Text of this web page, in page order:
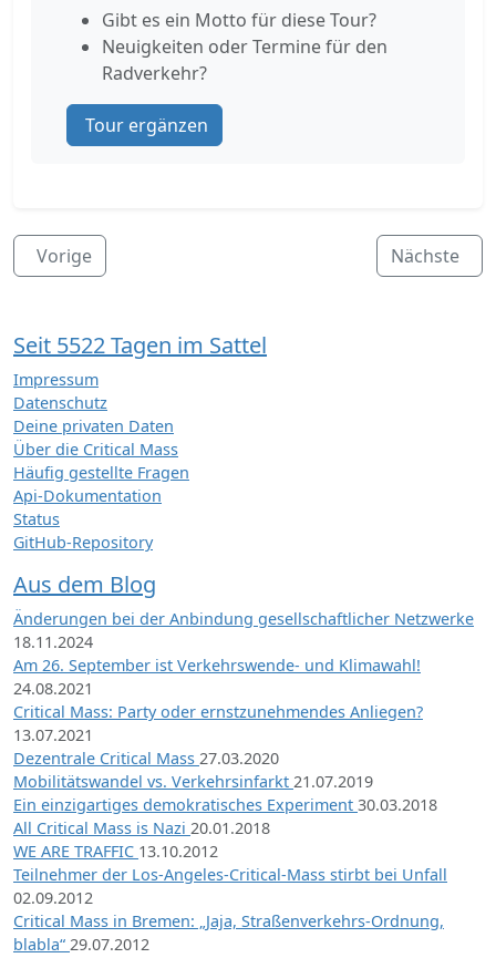
Gibt es ein Motto für diese Tour?
Neuigkeiten oder Termine für den
Radverkehr?
Tour ergänzen
Vorige Nächste
Seit 5522 Tagen im Sattel
Impressum
Datenschutz
Deine privaten Daten
Über die Critical Mass
Häufig gestellte Fragen
Api-Dokumentation
Status
GitHub-Repository
Aus dem Blog
Änderungen bei der Anbindung gesellschaftlicher Netzwerke
18.11.2024
Am 26. September ist Verkehrswende- und Klimawahl!
24.08.2021
Critical Mass: Party oder ernstzunehmendes Anliegen?
13.07.2021
Dezentrale Critical Mass 27.03.2020
Mobilitätswandel vs. Verkehrsinfarkt 21.07.2019
Ein einzigartiges demokratisches Experiment 30.03.2018
All Critical Mass is Nazi 20.01.2018
WE ARE TRAFFIC 13.10.2012
Teilnehmer der Los-Angeles-Critical-Mass stirbt bei Unfall
02.09.2012
Critical Mass in Bremen: „Jaja, Straßenverkehrs-Ordnung,
blabla“ 29.07.2012